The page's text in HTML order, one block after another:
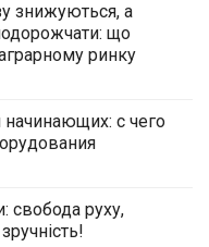
знижуються, а
що
ринку
начинающих: с чего
свобода руху,